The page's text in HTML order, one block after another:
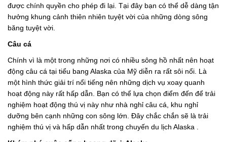
được chính quyền cho phép đi lại. Tại đây bạn có thể dễ dàng tận
hưởng khung cảnh thiên nhiên tuyệt vời của những dòng sông
băng tuyệt vời.
Câu cá
Chính vì là một trong những nơi có nhiều sông hồ nhất nên hoạt
động câu cá tại tiểu bang Alaska của Mỹ diễn ra rất sôi nổi. Là
một hình thức giải trí nổi tiếng nên những dịch vụ xoay quanh
hoạt động này rất hấp dẫn. Bạn có thể lựa chọn điểm đến để trải
nghiệm hoạt động thú vị này như nhà nghỉ câu cá, khu nghỉ
dưỡng bên cạnh những con sông lớn. Đây chắc chắn sẽ là trải
nghiệm thú vị và hấp dẫn nhất trong chuyến du lịch Alaska .